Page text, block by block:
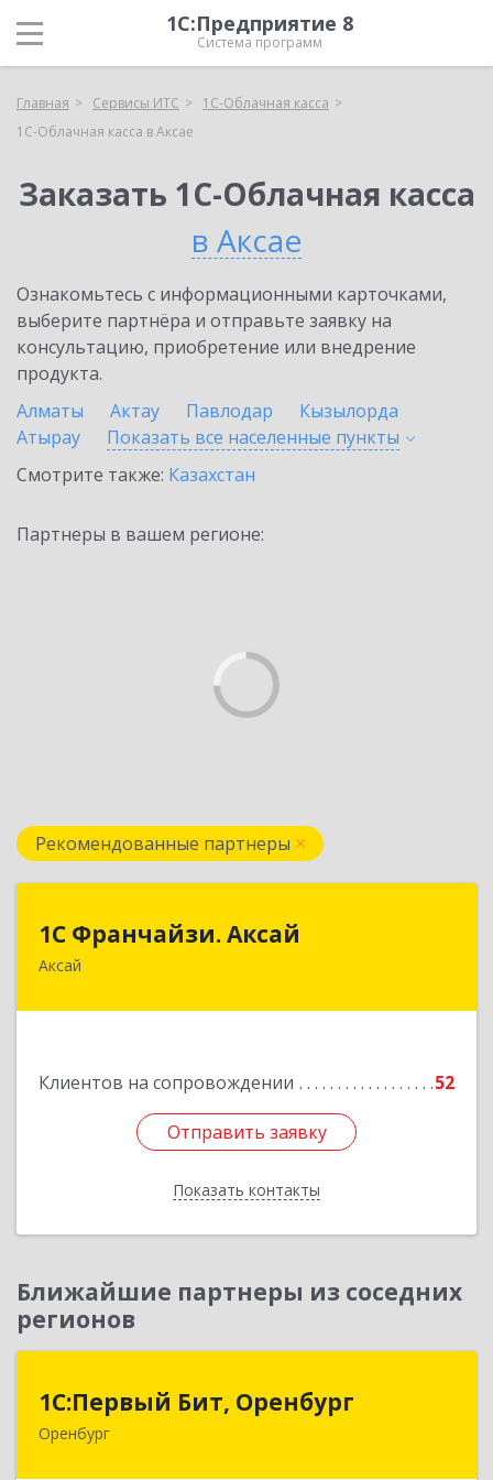
1С:Предприятие 8
Система программ
Главная Сервисы ИТС
1С-Облачная касса
1С-Облачная касса в Аксае
Заказать 1С-Облачная касса
в Аксае
Ознакомьтесь с информационными карточками,
выберите партнёра и отправьте заявку на
консультацию, приобретение или внедрение
продукта.
Алматы
Актау Павлодар
Кызылорда
Атырау
Показать все населенные пункты
Смотрите также: Казахстан
Партнеры в вашем регионе:
Рекомендованные партнеры
1С Франчайзи. Аксай
Аксай
Клиентов на сопровождении 52
Отправить заявку
Показать контакты
1С Франчайзи. Аксай
Отправить заявку
Назад
Ближайшие партнеры из соседних
регионов
1С:Первый Бит, Оренбург
Оренбург
1С:Первый Бит, Оренбург
460044, Оренбургская обл, Оренбург, Березка